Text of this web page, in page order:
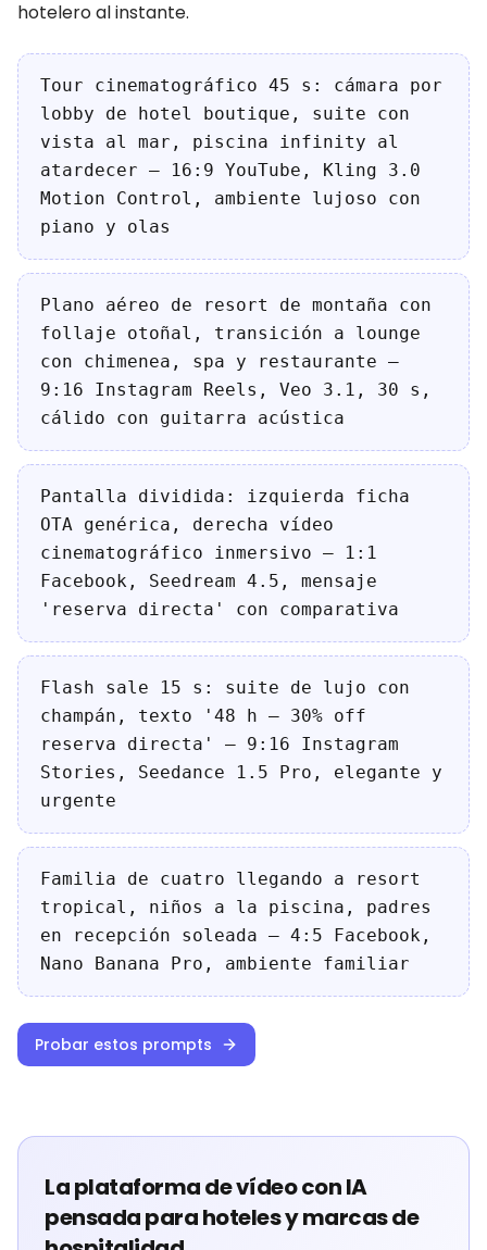
hotelero al instante.
Tour cinematográfico 45 s: cámara por
lobby de hotel boutique, suite con
vista al mar, piscina infinity al
atardecer — 16:9 YouTube, Kling 3.0
Motion Control, ambiente lujoso con
piano y olas
Plano aéreo de resort de montaña con
follaje otoñal, transición a lounge
con chimenea, spa y restaurante —
9:16 Instagram Reels, Veo 3.1, 30 s,
cálido con guitarra acústica
Pantalla dividida: izquierda ficha
OTA genérica, derecha vídeo
cinematográfico inmersivo — 1:1
Facebook, Seedream 4.5, mensaje
'reserva directa' con comparativa
Flash sale 15 s: suite de lujo con
champán, texto '48 h — 30% off
reserva directa' — 9:16 Instagram
Stories, Seedance 1.5 Pro, elegante y
urgente
Familia de cuatro llegando a resort
tropical, niños a la piscina, padres
en recepción soleada — 4:5 Facebook,
Nano Banana Pro, ambiente familiar
Probar estos prompts
La plataforma de vídeo con IA
pensada para hoteles y marcas de